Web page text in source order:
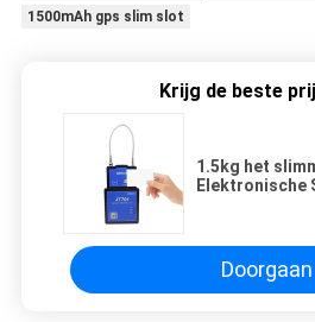
1500mAh gps slim slot
Krijg de beste
1.5kg het
Elektronische
Doorgaan